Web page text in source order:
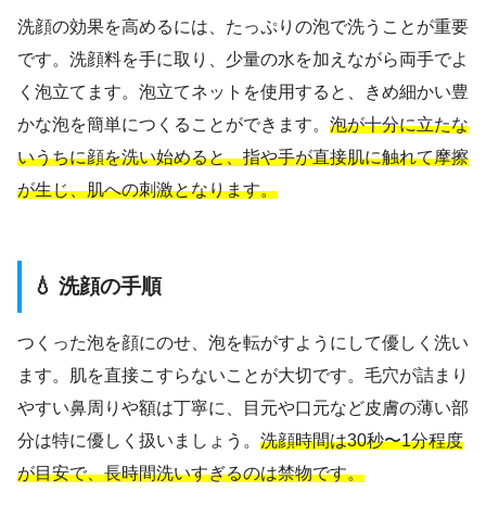
洗顔の効果を高めるには、たっぷりの泡で洗うことが重要
です。洗顔料を手に取り、少量の水を加えながら両手でよ
く泡立てます。泡立てネットを使用すると、きめ細かい豊
かな泡を簡単につくることができます。 泡が十分に立たな
いうちに顔を洗い始めると、指や手が直接肌に触れて摩擦
が生じ、肌への刺激となります。
💧 洗顔の手順
つくった泡を顔にのせ、泡を転がすようにして優しく洗い
ます。肌を直接こすらないことが大切です。毛穴が詰まり
やすい鼻周りや額は丁寧に、目元や口元など皮膚の薄い部
分は特に優しく扱いましょう。 洗顔時間は30秒〜1分程度
が目安で、長時間洗いすぎるのは禁物です。